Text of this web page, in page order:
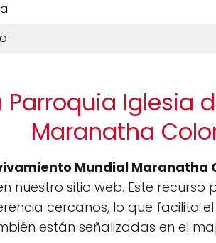
Iglesia
Maranatha
Mundial Maranatha
nuestro sitio web. Este
cercanos, lo que facilita
están señalizadas en el